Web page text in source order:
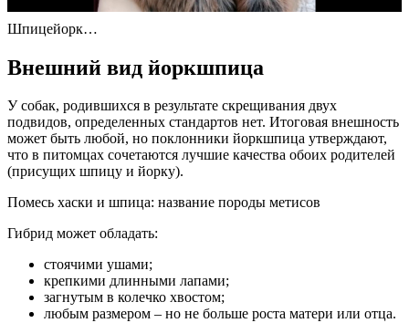
Шпицейорк…
Внешний вид йоркшпица
У собак, родившихся в результате скрещивания двух
подвидов, определенных стандартов нет. Итоговая внешность
может быть любой, но поклонники йоркшпица утверждают,
что в питомцах сочетаются лучшие качества обоих родителей
(присущих шпицу и йорку).
Помесь хаски и шпица: название породы метисов
Гибрид может обладать:
стоячими ушами;
крепкими длинными лапами;
загнутым в колечко хвостом;
любым размером – но не больше роста матери или отца.